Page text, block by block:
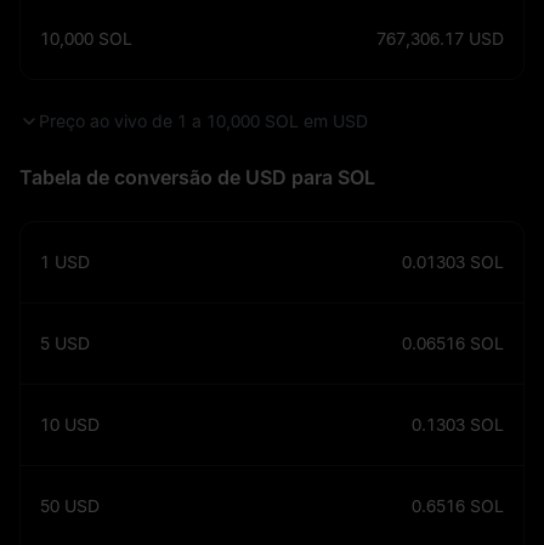
Tabela de conversão de USD para SOL
10,000 SOL 767,306.17 USD
1 USD 0.01303 SOL
5 USD 0.06516 SOL
10 USD 0.1303 SOL
50 USD 0.6516 SOL
Preço ao vivo de 1 a 10,000 SOL em USD